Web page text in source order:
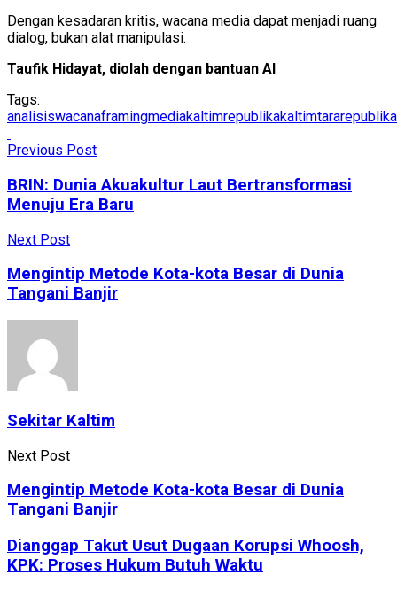
Dengan kesadaran kritis, wacana media dapat menjadi ruang
dialog, bukan alat manipulasi.
Taufik Hidayat, diolah dengan bantuan AI
Tags:
analisiswacanaframingmediakaltimrepublikakaltimtararepublika
Previous Post
BRIN: Dunia Akuakultur Laut Bertransformasi
Menuju Era Baru
Next Post
Mengintip Metode Kota-kota Besar di Dunia
Tangani Banjir
Sekitar Kaltim
Next Post
Mengintip Metode Kota-kota Besar di Dunia
Tangani Banjir
Dianggap Takut Usut Dugaan Korupsi Whoosh,
KPK: Proses Hukum Butuh Waktu